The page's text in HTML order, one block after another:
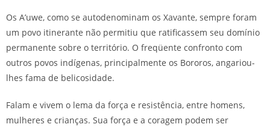
Os A’uwe, como se autodenominam os Xavante, sempre foram
um povo itinerante não permitiu que ratificassem seu domínio
permanente sobre o território. O freqüente confronto com
outros povos indígenas, principalmente os Bororos, angariou-
lhes fama de belicosidade.
Falam e vivem o lema da força e resistência, entre homens,
mulheres e crianças. Sua força e a coragem podem ser